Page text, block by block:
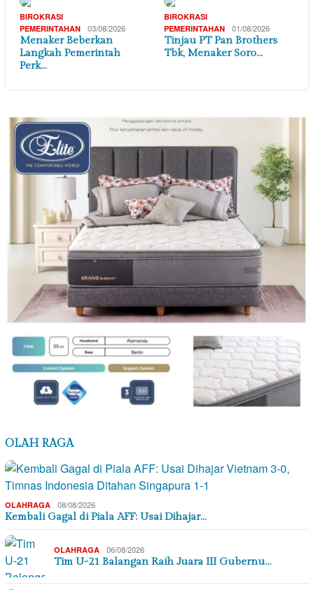
BIROKRASI
PEMERINTAHAN
03/08/2026
Menaker Beberkan
Langkah Pemerintah
Perk…
BIROKRASI
PEMERINTAHAN
01/08/2026
Tinjau PT Pan Brothers
Tbk, Menaker Soro…
OLAH RAGA
OLAHRAGA 08/08/2026
Kembali Gagal di Piala AFF: Usai Dihajar…
OLAHRAGA 06/08/2026
Tim U-21 Balangan Raih Juara III Gubernu…